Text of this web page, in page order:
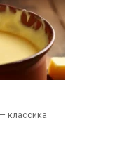
классика